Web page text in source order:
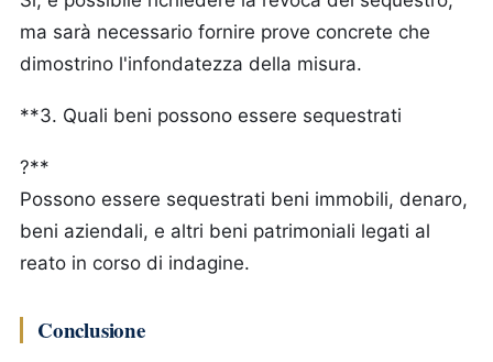
ma sarà necessario fornire prove concrete che
dimostrino l'infondatezza della misura.
**3. Quali beni possono essere sequestrati
?**
Possono essere sequestrati beni immobili, denaro,
beni aziendali, e altri beni patrimoniali legati al
reato in corso di indagine.
Conclusione